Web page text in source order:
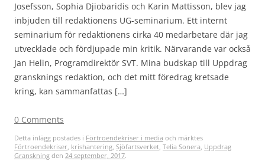
Josefsson, Sophia Djiobaridis och Karin Mattisson, blev jag
inbjuden till redaktionens UG-seminarium. Ett internt
seminarium för redaktionens cirka 40 medarbetare där jag
utvecklade och fördjupade min kritik. Närvarande var också
Jan Helin, Programdirektör SVT. Mina budskap till Uppdrag
gransknings redaktion, och det mitt föredrag kretsade
kring, kan sammanfattas […]
0 Comments
Detta inlägg postades i Förtroendekriser i media och märktes
Förtroendekriser, krishantering, Sjöfartsverket, Telia Sonera, Uppdrag
Granskning den 24 september, 2017.